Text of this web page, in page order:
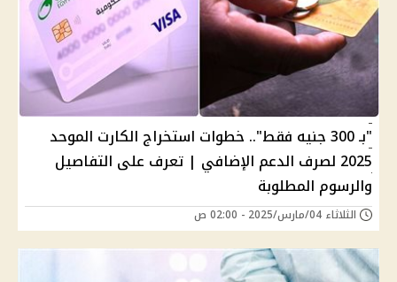
"بـ 300 جنيه فقط".. خطوات استخراج الكارت الموحد
2025 لصرف الدعم الإضافي | تعرف على التفاصيل
والرسوم المطلوبة
الثلاثاء 04/مارس/2025 - 02:00 ص